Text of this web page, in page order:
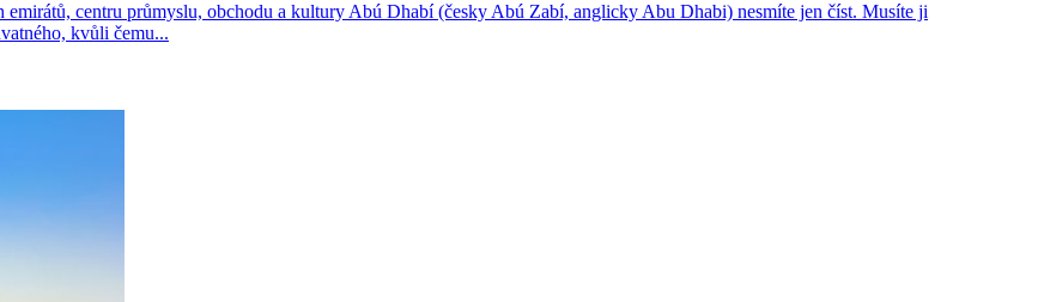
centru průmyslu, obchodu a kultury Abú Dhabí (česky Abú Zabí, anglicky Abu Dhabi) nesmíte jen číst. Musíte ji
kvůli čemu...